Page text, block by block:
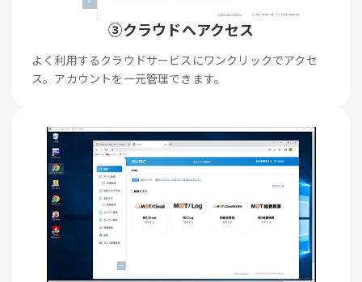
③クラウドへアクセス
よく利用するクラウドサービスにワンクリックでアクセ
ス。アカウントを一元管理できます。